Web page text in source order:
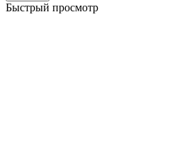
Быстрый просмотр